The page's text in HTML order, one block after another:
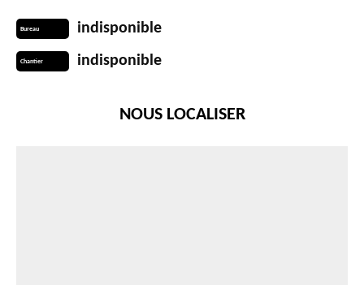
Bureau indisponible
Chantier indisponible
NOUS LOCALISER